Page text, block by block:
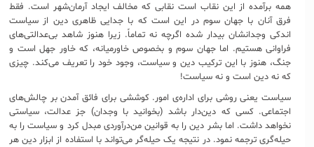
همه برآمده از این نقاب است نقابی که مخالف ایجاد آرمان‌شهر است. فقط
فرق آنان با جهان سوم در این است که با جدایی ظاهری دین از سیاست
اندکی وجدانشان بیدار شده اگرچه نه تماماً. زیرا هنوز شاهد بی‌عدالتی‌های
فراوانی هستیم. اما جهان سوم و بخصوص خاورمیانه، که خاور جهل است و
جنگ، هنوز با این ترکیب دین و سیاست، وجود خود را تعریف می‌کند. چیزی
که نه دین است و نه سیاست!
سیاست یعنی روشی برای اداره‌ی امور. کوششی برای فائق آمدن بر چالش‌های
اجتماعی. کسی که دین‌دار باشد (بخوانید با وجدان) جز عدالت، سیاستی
نخواهد داشت. اما بشر دین را به قوانین من‌درآوردی مبدل کرد و سیاست را به
حیله‌گری ترجمه نمود. در نتیجه یک حیله‌گر می‌تواند با استفاده از ابزار دین هر